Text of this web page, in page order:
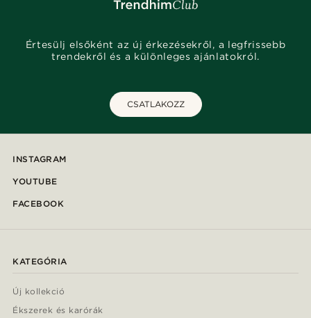
Értesülj elsőként az új érkezésekről, a legfrissebb
trendekről és a különleges ajánlatokról.
CSATLAKOZZ
INSTAGRAM
YOUTUBE
FACEBOOK
KATEGÓRIA
Új kollekció
Ékszerek és karórák